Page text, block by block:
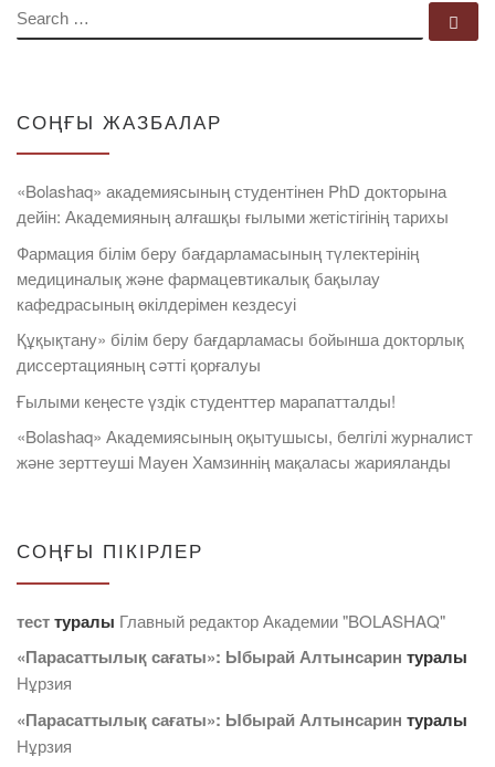
SEARCH
СОҢҒЫ ЖАЗБАЛАР
«Bolashaq» академиясының студентінен PhD докторына
дейін: Академияның алғашқы ғылыми жетістігінің тарихы
Фармация білім беру бағдарламасының түлектерінің
медициналық және фармацевтикалық бақылау
кафедрасының өкілдерімен кездесуі
Құқықтану» білім беру бағдарламасы бойынша докторлық
диссертацияның сәтті қорғалуы
Ғылыми кеңесте үздік студенттер марапатталды!
«Bolashaq» Академиясының оқытушысы, белгілі журналист
және зерттеуші Мауен Хамзиннің мақаласы жарияланды
СОҢҒЫ ПІКІРЛЕР
тесттуралы Главный редактор Академии "BOLASHAQ"
«Парасаттылық сағаты»: Ыбырай Алтынсарин туралы
Нұрзия
«Парасаттылық сағаты»: Ыбырай Алтынсарин туралы
Нұрзия